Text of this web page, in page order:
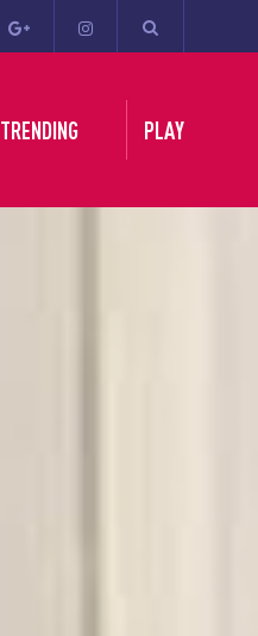
TRENDING PLAY